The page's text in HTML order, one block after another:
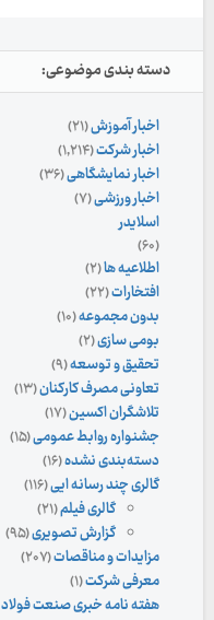
دسته بندی موضوعی:
اخبار آموزش(۲۱)
اخبار شرکت(۱,۲۱۴)
اخبار نمایشگاهی(۳۶)
اخبار ورزشی(۷)
اسلایدر
(۶۰)
اطلاعیه ها(۲)
افتخارات(۲۲)
بدون مجموعه(۱۰)
بومی سازی(۲)
تحقیق و توسعه(۹)
تعاونی مصرف کارکنان(۱۳)
تلاشگران اکسین(۱۷)
جشنواره روابط عمومی(۱۵)
دسته‌بندی نشده(۱۶)
گالری چند رسانه ایی(۱۱۶)
گالری فیلم(۲۱)
گزارش تصویری(۹۵)
مزایدات و مناقصات(۲۰۷)
معرفی شرکت(۱)
هفته نامه خبری صنعت فولاد